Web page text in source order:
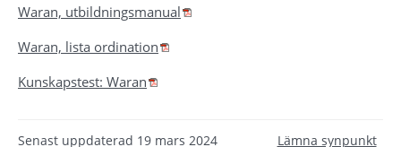
Waran, utbildningsmanual Pdf, 336.8 kB.
Waran, lista ordination Pdf, 186.6 kB.
Kunskapstest: Waran Pdf, 89.6 kB.
Senast uppdaterad 19 mars 2024 Lämna synpunkt